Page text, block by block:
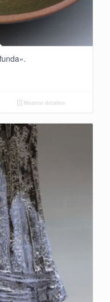
Mostrar detalles